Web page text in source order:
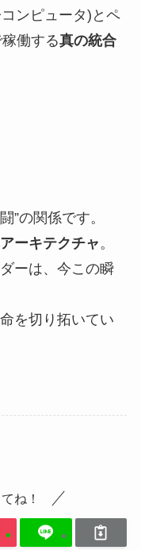
ンピュータ)とペ
働する真の統合
”の関係です。
ーキテクチャ 。
ーは、今この瞬
を切り拓いてい
ね！